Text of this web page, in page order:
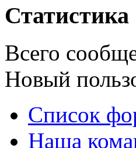
Статистика
Всего
Новый
Список
Наша